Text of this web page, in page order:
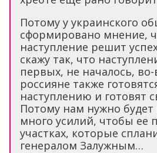
Потому у украинского
сформировано мнение,
наступление решит
скажу так, что
первых, не началось,
россияне также
наступлению и готовят
Потому нам нужно
много усилий, чтобы ее
участках, которые
генералом Залужным…